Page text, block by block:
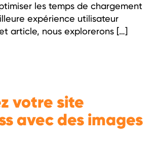
les temps de chargement
expérience utilisateur
article, nous explorerons […]
votre site
avec des images